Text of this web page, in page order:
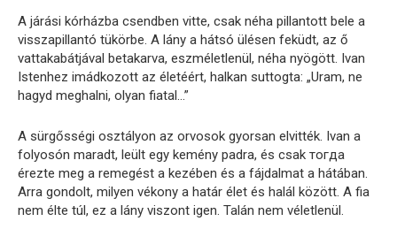
A járási kórházba csendben vitte, csak néha pillantott bele a
visszapillantó tükörbe. A lány a hátsó ülésen feküdt, az ő
vattakabátjával betakarva, eszméletlenül, néha nyögött. Ivan
Istenhez imádkozott az életéért, halkan suttogta: „Uram, ne
hagyd meghalni, olyan fiatal…”
A sürgősségi osztályon az orvosok gyorsan elvitték. Ivan a
folyosón maradt, leült egy kemény padra, és csak тогда
érezte meg a remegést a kezében és a fájdalmat a hátában.
Arra gondolt, milyen vékony a határ élet és halál között. A fia
nem élte túl, ez a lány viszont igen. Talán nem véletlenül.